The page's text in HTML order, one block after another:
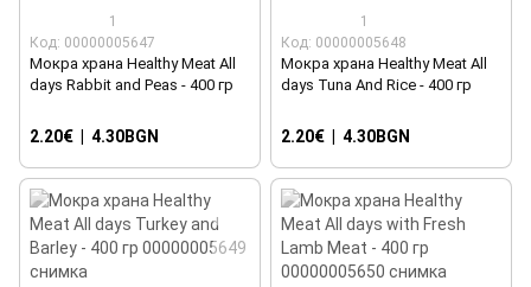
1
Код: 00000005647
Мокра храна Healthy Meat All
days Rabbit and Peas - 400 гр
2.20€ | 4.30BGN
1
Код: 00000005648
Мокра храна Healthy Meat All
days Tuna And Rice - 400 гр
2.20€ | 4.30BGN